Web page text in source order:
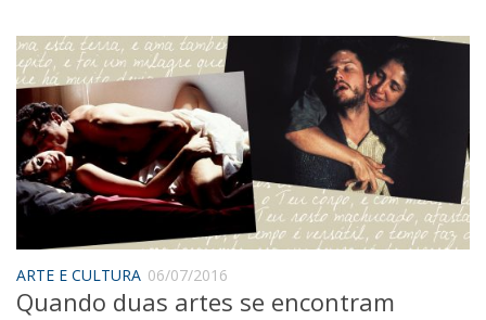
Gênero
Alfabetização
Transtorno do Espectro Autista
Contato
Quem somos
Sobre o Portal
ARTE E CULTURA 06/07/2016
Quando duas artes se encontram